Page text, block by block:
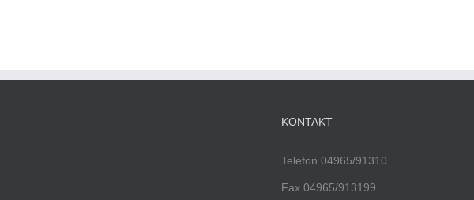
KONTAKT
Telefon 04965/91310
Fax 04965/913199